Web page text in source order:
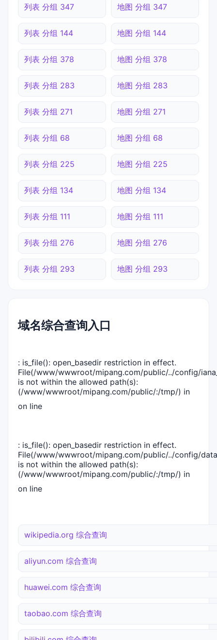
列表 分组 347 地图 分组 347
列表 分组 144 地图 分组 144
列表 分组 378 地图 分组 378
列表 分组 283 地图 分组 283
列表 分组 271 地图 分组 271
列表 分组 68 地图 分组 68
列表 分组 225 地图 分组 225
列表 分组 134 地图 分组 134
列表 分组 111 地图 分组 111
列表 分组 276 地图 分组 276
列表 分组 293 地图 分组 293
域名综合查询入口
: is_file(): open_basedir restriction in effect.
File(/www/wwwroot/mipang.com/public/../config/
is not within the allowed path(s):
(/www/wwwroot/mipang.com/public/:/tmp/) in
on line
: is_file(): open_basedir restriction in effect.
File(/www/wwwroot/mipang.com/public/../config/
is not within the allowed path(s):
(/www/wwwroot/mipang.com/public/:/tmp/) in
on line
wikipedia.org 综合查询
aliyun.com 综合查询
huawei.com 综合查询
taobao.com 综合查询